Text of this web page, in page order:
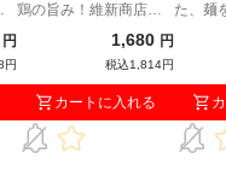
円
円
鶏の旨み！維新商店が
贈る宅麺だけの贅沢わ
1,680 円
税込1,814円
カートに入れる
た、麺